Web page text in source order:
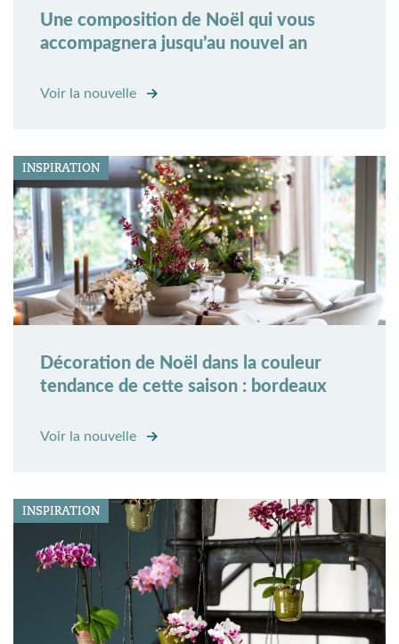
Une composition de Noël qui vous
accompagnera jusqu’au nouvel an
Voir la nouvelle
INSPIRATION
Décoration de Noël dans la couleur
tendance de cette saison : bordeaux
Voir la nouvelle
INSPIRATION